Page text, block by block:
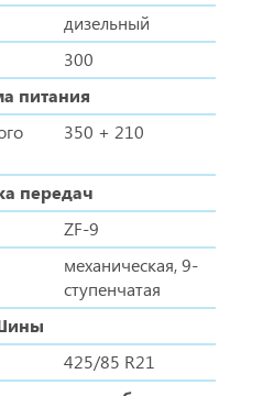
дизельный
300
питания
350 + 210
передач
ZF-9
механическая, 9-
ступенчатая
425/85 R21